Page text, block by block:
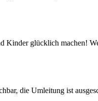
Kinder glücklich machen!
die Umleitung ist